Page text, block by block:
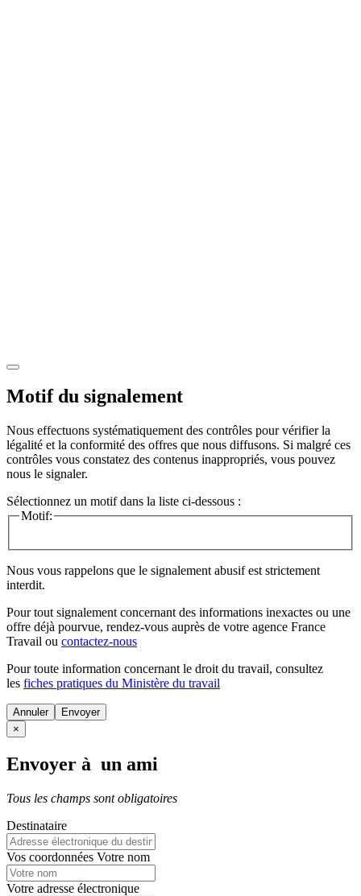
Motif du signalement
Nous effectuons systématiquement des contrôles pour vérifier la
légalité et la conformité des offres que nous diffusons. Si malgré ces
contrôles vous constatez des contenus inappropriés, vous pouvez
nous le signaler.
Sélectionnez un motif dans la liste ci-dessous :
Motif:
Nous vous rappelons que le signalement abusif est strictement
interdit.
Pour tout signalement concernant des informations inexactes ou une
offre déjà pourvue, rendez-vous auprès de votre agence France
Travail ou contactez-nous
Pour toute information concernant le droit du travail, consultez
les fiches pratiques du Ministère du travail
Annuler
×
Envoyer à un ami
Tous les champs sont obligatoires
Destinataire
Vos coordonnées Votre nom
Votre adresse électronique